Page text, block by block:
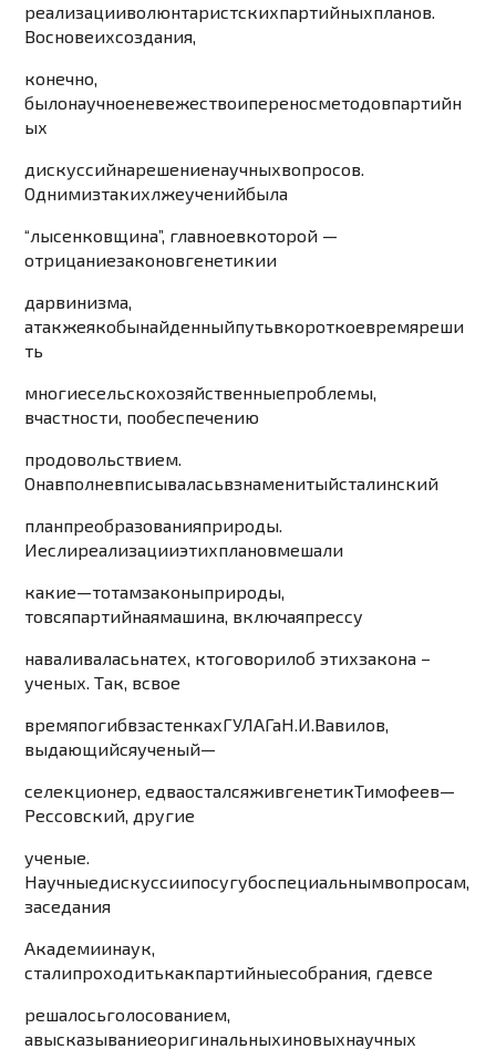
реализацииволюнтаристскихпартийныхпланов.
Восновеихсоздания,
конечно,
былонаучноеневежествоипереносметодовпартийн
ых
дискуссийнарешениенаучныхвопросов.
Однимизтакихлжеученийбыла
“лысенковщина”, главноевкоторой —
отрицаниезаконовгенетикии
дарвинизма,
атакжеякобынайденныйпутьвкороткоевремяреши
ть
многиесельскохозяйственныепроблемы,
вчастности, пообеспечению
продовольствием.
Онавполневписываласьвзнаменитыйсталинский
планпреобразованияприроды.
Иеслиреализацииэтихплановмешали
какие—тотамзаконыприроды,
товсяпартийнаямашина, включаяпрессу
наваливаласьнатех, ктоговорилобэтихзакона –
ученых.Так, всвое
времяпогибвзастенкахГУЛАГаН.И.Вавилов,
выдающийсяученый—
селекционер,едваосталсяживгенетикТимофеев—
Рессовский, другие
ученые.
Научныедискуссиипосугубоспециальнымвопросам,
заседания
Академиинаук,
сталипроходитькакпартийныесобрания, гдевсе
решалосьголосованием,
авысказываниеоригинальныхиновыхнаучных